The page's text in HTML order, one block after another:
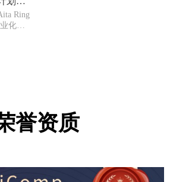
征Ring
化加
誉资质